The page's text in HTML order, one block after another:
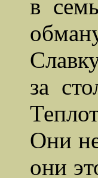
в
за
Они
они